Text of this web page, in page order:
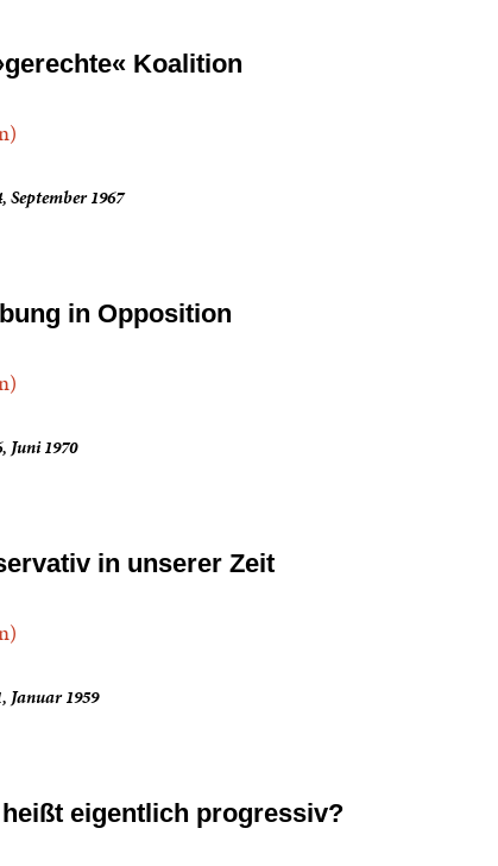
Koalition
September 1967
in Opposition
Juni 1970
in unserer Zeit
Januar 1959
eigentlich progressiv?